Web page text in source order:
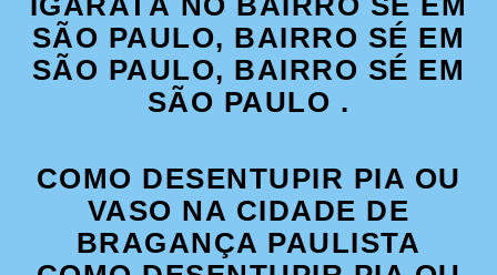
SÃO PAULO, BAIRRO SÉ EM
SÃO PAULO, BAIRRO SÉ EM
SÃO PAULO .
COMO DESENTUPIR PIA OU
VASO NA CIDADE DE
BRAGANÇA PAULISTA